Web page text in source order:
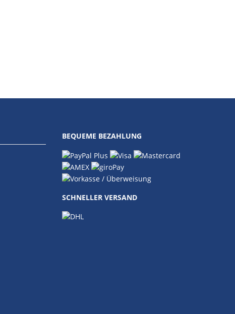
BEQUEME BEZAHLUNG
SCHNELLER VERSAND